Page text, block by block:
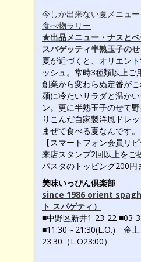
今しか出来ない夏メニュ
食べ物ラリー
★出品メニュー・ナスと
スパゲッティ半熟玉子の
夏が近づくと、オリエン
ッシュ。常時3種類以上ご
創業から変わらぬ定番が
麺に冷たいサラダと温か
ン。更に半熟玉子のせて
りこんだ自家製洋風ドレ
まぜて食べる夏なんです。
【スマートフォン会員リ
来店スタンプ2回以上をご
パスタのトッピング200円
美味いっぴん倶楽部
since 1986 orient
ト スパゲティ）
■中野区新井1-23-22 ■03-
■11:30～21:30(L.O.) 金土
23:30（L.O23:00）